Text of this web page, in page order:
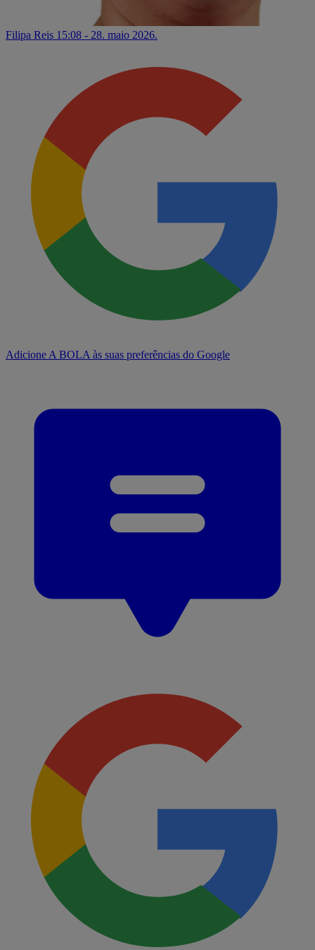
Filipa Reis 15:08 - 28. maio 2026.
Adicione A BOLA às suas preferências do Google